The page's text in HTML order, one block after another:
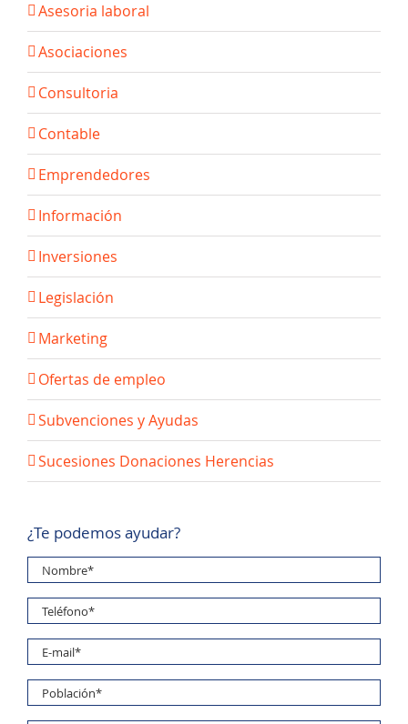
Asesoria laboral
Asociaciones
Consultoria
Contable
Emprendedores
Información
Inversiones
Legislación
Marketing
Ofertas de empleo
Subvenciones y Ayudas
Sucesiones Donaciones Herencias
¿Te podemos ayudar?